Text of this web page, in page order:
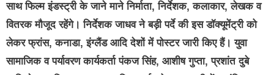
साथ फिल्म इंडस्ट्री के जाने माने निर्माता, निर्देशक, कलाकार, लेखक व
वितरक मौजूद रहेंगे। निर्देशक जाधव ने बड़ी पर्दे की इस डॉक्यूमेंट्री को
लेकर फ्रांस, कनाडा, इंग्लैंड आदि देशों में पोस्टर जारी किए हैं। युवा
सामाजिक व पर्यावरण कार्यकर्ता पंकज सिंह, आशीष गुप्ता, प्रशांत दुबे